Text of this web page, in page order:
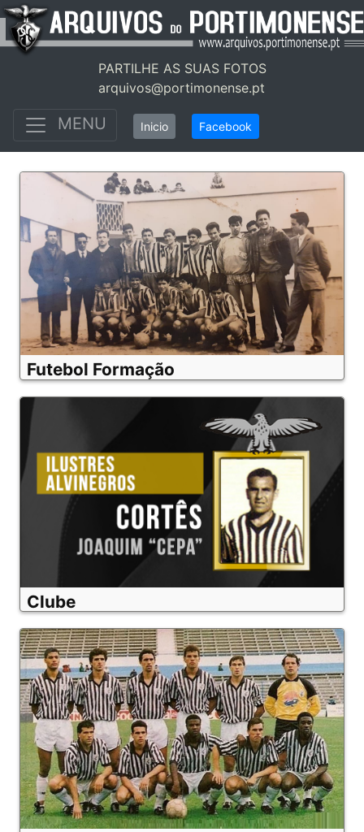
PARTILHE AS SUAS FOTOS
arquivos@portimonense.pt
MENU Inicio Facebook
Futebol Formação
Clube